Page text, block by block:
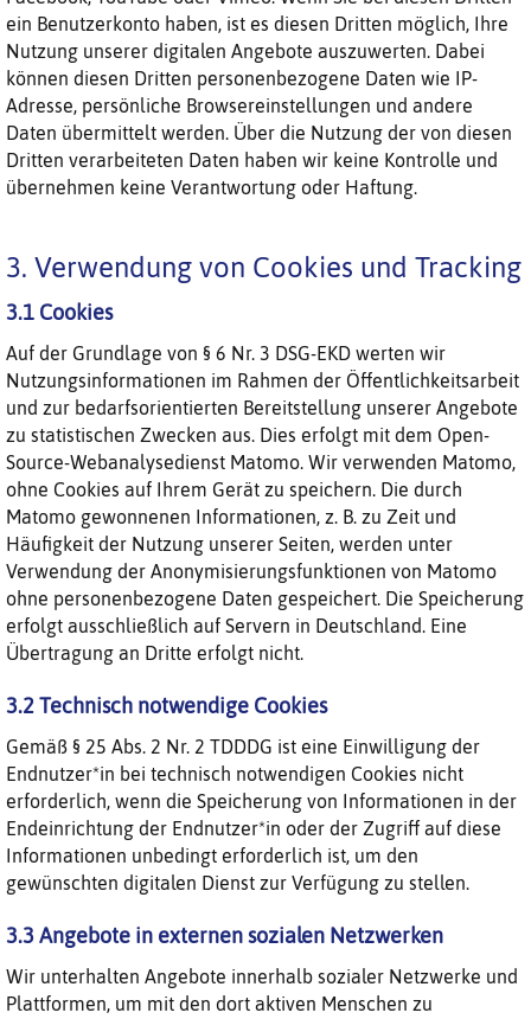
ein Benutzerkonto haben, ist es diesen Dritten möglich, Ihre
Nutzung unserer digitalen Angebote auszuwerten. Dabei
können diesen Dritten personenbezogene Daten wie IP-
Adresse, persönliche Browsereinstellungen und andere
Daten übermittelt werden. Über die Nutzung der von diesen
Dritten verarbeiteten Daten haben wir keine Kontrolle und
übernehmen keine Verantwortung oder Haftung.
3. Verwendung von Cookies und Tracking
3.1 Cookies
Auf der Grundlage von § 6 Nr. 3 DSG-EKD werten wir
Nutzungsinformationen im Rahmen der Öffentlichkeitsarbeit
und zur bedarfsorientierten Bereitstellung unserer Angebote
zu statistischen Zwecken aus. Dies erfolgt mit dem Open-
Source-Webanalysedienst Matomo. Wir verwenden Matomo,
ohne Cookies auf Ihrem Gerät zu speichern. Die durch
Matomo gewonnenen Informationen, z. B. zu Zeit und
Häufigkeit der Nutzung unserer Seiten, werden unter
Verwendung der Anonymisierungsfunktionen von Matomo
ohne personenbezogene Daten gespeichert. Die Speicherung
erfolgt ausschließlich auf Servern in Deutschland. Eine
Übertragung an Dritte erfolgt nicht.
3.2 Technisch notwendige Cookies
Gemäß § 25 Abs. 2 Nr. 2 TDDDG ist eine Einwilligung der
Endnutzer*in bei technisch notwendigen Cookies nicht
erforderlich, wenn die Speicherung von Informationen in der
Endeinrichtung der Endnutzer*in oder der Zugriff auf diese
Informationen unbedingt erforderlich ist, um den
gewünschten digitalen Dienst zur Verfügung zu stellen.
3.3 Angebote in externen sozialen Netzwerken
Wir unterhalten Angebote innerhalb sozialer Netzwerke und
Plattformen, um mit den dort aktiven Menschen zu